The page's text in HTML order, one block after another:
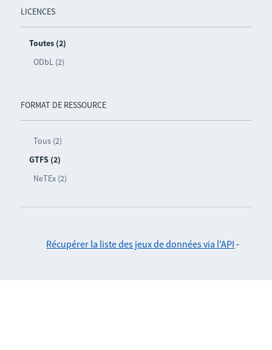
LICENCES
Toutes (2)
ODbL (2)
FORMAT DE RESSOURCE
Tous (2)
GTFS (2)
NeTEx (2)
Récupérer la liste des jeux de données via l'API -